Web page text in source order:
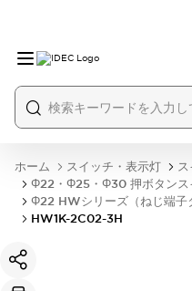
ホーム スイッチ・表示灯
Φ22・Φ25・Φ30 押ボタンス
Φ22 HWシリーズ（ねじ端
HW1K-2C02-3H